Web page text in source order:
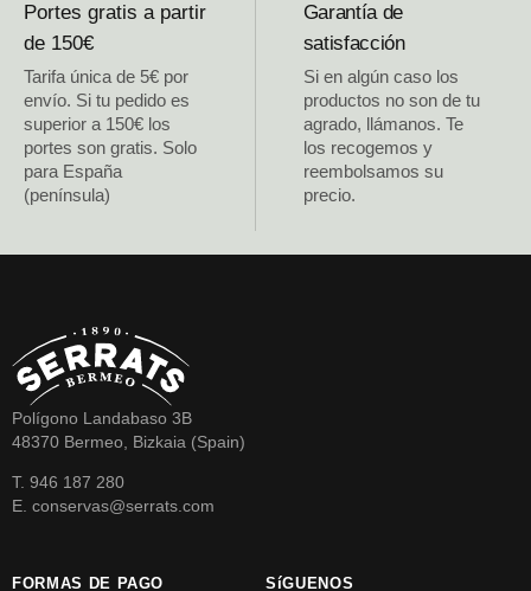
Portes gratis a partir
de 150€
Tarifa única de 5€ por
envío. Si tu pedido es
superior a 150€ los
portes son gratis. Solo
para España
(península)
Garantía de
satisfacción
Si en algún caso los
productos no son de tu
agrado, llámanos. Te
los recogemos y
reembolsamos su
precio.
Polígono Landabaso 3B
48370 Bermeo, Bizkaia (Spain)
T. 946 187 280
E. conservas@serrats.com
FORMAS DE PAGO SíGUENOS